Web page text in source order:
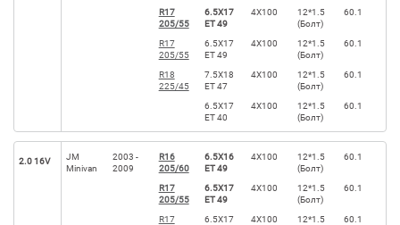
R17
205/55
R17
205/55
R18
225/45
6.5X17
ET 49
6.5X17
ET 49
7.5X18
ET 47
6.5X17
ET 40
4X100
4X100
4X100
4X100
12*1.5
(Болт)
12*1.5
(Болт)
12*1.5
(Болт)
12*1.5
(Болт)
60.1
60.1
60.1
60.1
2.0 16V
JM
Minivan
2003 -
2009
R16
205/60
R17
205/55
R17
6.5X16
ET 49
6.5X17
ET 49
6.5X17
4X100
4X100
4X100
12*1.5
(Болт)
12*1.5
(Болт)
12*1.5
60.1
60.1
60.1